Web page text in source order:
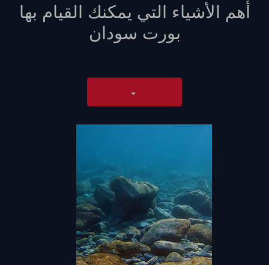
أهم الأشياء التي يمكنك القيام بها
بورت سودان